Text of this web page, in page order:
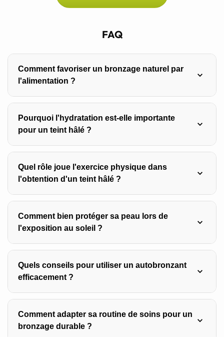
FAQ
Comment favoriser un bronzage naturel par
l'alimentation ?
Consommez des aliments riches en bêta-carotène
comme les carottes, patates douces, épinards et abricots
bronzage.
Pourquoi l'hydratation est-elle importante
pour un teint hâlé ?
Une peau bien hydratée bronze plus uniformément et
paraît plus éclatante, alors que la déshydratation rend la
Quel rôle joue l'exercice physique dans
l'obtention d'un teint hâlé ?
L’exercice stimule la circulation sanguine, apportant des
nutriments essentiels à la peau et éliminant les toxines,
Comment bien protéger sa peau lors de
l'exposition au soleil ?
Utilisez un écran solaire adapté à votre peau avec un
SPF suffisant, appliquez-le généreusement 30 minutes
Quels conseils pour utiliser un autobronzant
efficacement ?
Exfoliez la peau avant application, utilisez un gant
applicateur pour éviter les traces, et testez le produit sur
Comment adapter sa routine de soins pour un
bronzage durable ?